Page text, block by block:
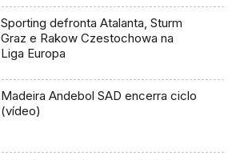
Sporting defronta Atalanta, Sturm
Graz e Rakow Czestochowa na
Liga Europa
Madeira Andebol SAD encerra ciclo
(vídeo)